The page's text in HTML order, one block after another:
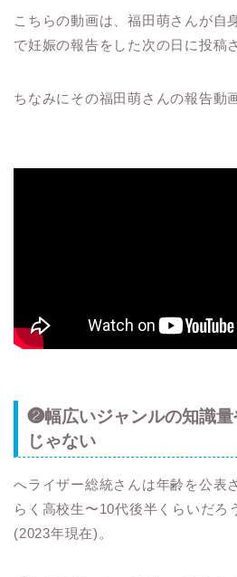
こちらの動画は、福田萌さんが自
で妊娠の報告をした次の日に投稿
ちなみにその福田萌さんの報告動
❷幅広いジャンルの知識量
じゃない
へライザー総統さんは年齢を公表
らく高校生〜10代後半くらいだろ
(2023年現在)。